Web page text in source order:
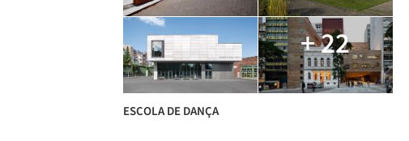
+ 22
ESCOLA DE DANÇA